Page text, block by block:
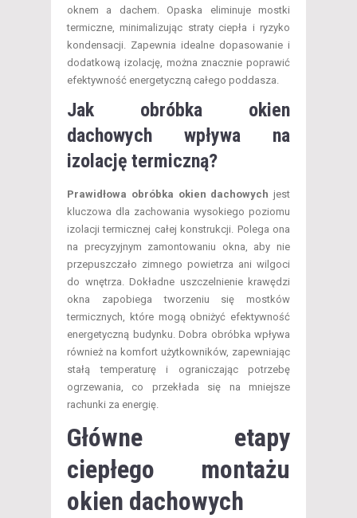
oknem a dachem. Opaska eliminuje mostki
termiczne, minimalizując straty ciepła i ryzyko
kondensacji. Zapewnia idealne dopasowanie i
dodatkową izolację, można znacznie poprawić
efektywność energetyczną całego poddasza.
Jak obróbka okien
dachowych wpływa na
izolację termiczną?
Prawidłowa obróbka okien dachowych jest
kluczowa dla zachowania wysokiego poziomu
izolacji termicznej całej konstrukcji. Polega ona
na precyzyjnym zamontowaniu okna, aby nie
przepuszczało zimnego powietrza ani wilgoci
do wnętrza. Dokładne uszczelnienie krawędzi
okna zapobiega tworzeniu się mostków
termicznych, które mogą obniżyć efektywność
energetyczną budynku. Dobra obróbka wpływa
również na komfort użytkowników, zapewniając
stałą temperaturę i ograniczając potrzebę
ogrzewania, co przekłada się na mniejsze
rachunki za energię.
Główne etapy
ciepłego montażu
okien dachowych